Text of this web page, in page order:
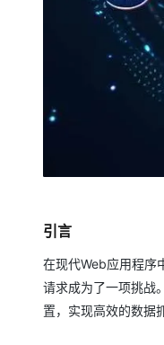
引言
在现代Web应用程序
请求成为了一项挑战
置，实现高效的数据